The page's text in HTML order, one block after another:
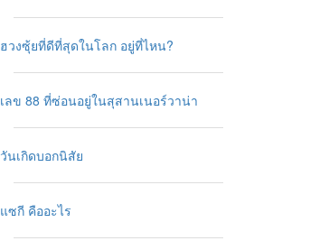
ฮวงซุ้ยที่ดีที่สุดในโลก อยู่ที่ไหน?
เลข 88 ที่ซ่อนอยู่ในสุสานเนอร์วาน่า
วันเกิดบอกนิสัย
แซกี คืออะไร